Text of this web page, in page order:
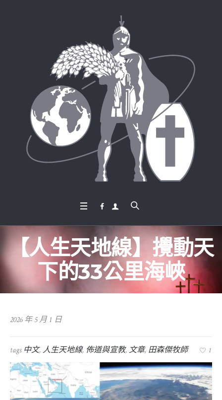
【人生天地線】攪動天
下的33公里海峽
2026 年 5 月 1 日
tags 中文,人生天地線, 佈道與宣教,文章, 田森傑牧師 1